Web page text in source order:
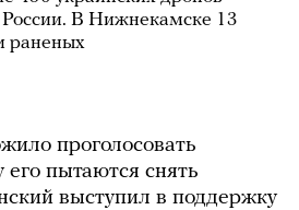
России. В Нижнекамске 13
раненых
проголосовать
пытаются снять
выступил в поддержку